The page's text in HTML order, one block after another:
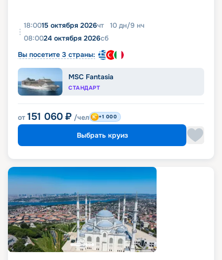
18:0015 октября 2026чт 10 дн/9 нч
08:0024 октября 2026сб
Вы посетите 3 страны:
MSC Fantasia
СТАНДАРТ
от 151 060 ₽ /чел +1 000
Выбрать круиз